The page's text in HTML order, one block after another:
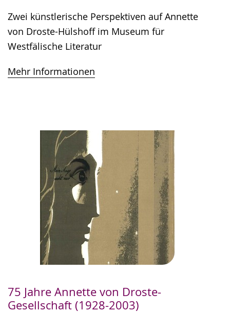
Zwei künstlerische Perspektiven auf Annette
von Droste-Hülshoff im Museum für
Westfälische Literatur
Mehr Informationen
75 Jahre Annette von Droste-
Gesellschaft (1928-2003)